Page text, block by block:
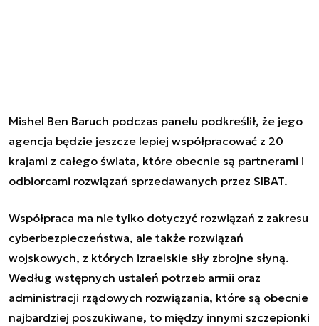
Mishel Ben Baruch podczas panelu podkreślił, że jego
agencja będzie jeszcze lepiej współpracować z 20
krajami z całego świata, które obecnie są partnerami i
odbiorcami rozwiązań sprzedawanych przez SIBAT.
Współpraca ma nie tylko dotyczyć rozwiązań z zakresu
cyberbezpieczeństwa, ale także rozwiązań
wojskowych, z których izraelskie siły zbrojne słyną.
Według wstępnych ustaleń potrzeb armii oraz
administracji rządowych rozwiązania, które są obecnie
najbardziej poszukiwane, to między innymi szczepionki